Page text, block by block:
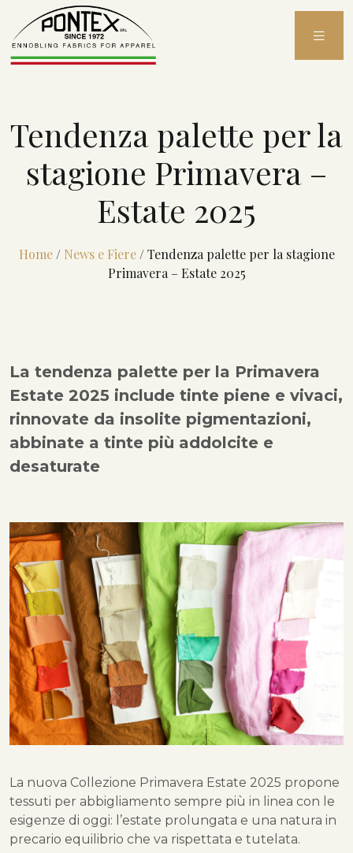
content
Tendenza palette per la
stagione Primavera –
Estate 2025
Home/ News e Fiere/Tendenza palette per la stagione
Primavera – Estate 2025
La tendenza palette per la Primavera
Estate 2025 include tinte piene e vivaci,
rinnovate da insolite pigmentazioni,
abbinate a tinte più addolcite e
desaturate
La nuova Collezione Primavera Estate 2025 propone
tessuti per abbigliamento sempre più in linea con le
esigenze di oggi: l’estate prolungata e una natura in
precario equilibrio che va rispettata e tutelata.